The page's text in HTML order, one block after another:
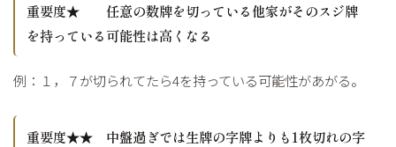
重要度★ 任意の数牌を切っている他家がそのスジ牌
を持っている可能性は高くなる
例：１，７が切られてたら4を持っている可能性があがる。
重要度★★ 中盤過ぎでは生牌の字牌よりも1枚切れの字